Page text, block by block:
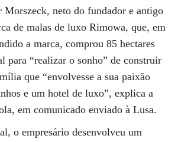
Morszeck, neto do fundador e antigo
de malas de luxo Rimowa, que, em
a marca, comprou 85 hectares
para “realizar o sonho” de construir
que “envolvesse a sua paixão
e um hotel de luxo”, explica a
em comunicado enviado à Lusa.
o empresário desenvolveu um